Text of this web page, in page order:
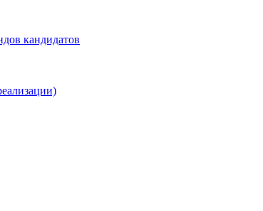
кандидатов